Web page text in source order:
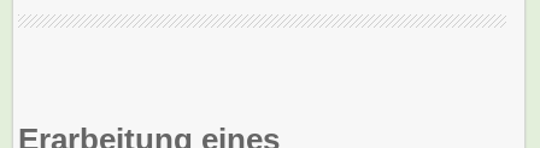
Erarbeitung eines